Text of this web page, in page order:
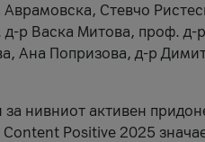
Стевчо
р Васка Митова, проф. д-
Ана Попризова, д-р
нивниот активен
Positive 2025